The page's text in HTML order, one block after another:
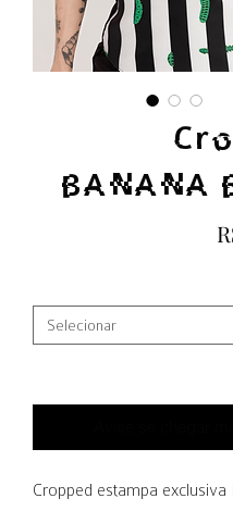
BANANA
Cropped estampa